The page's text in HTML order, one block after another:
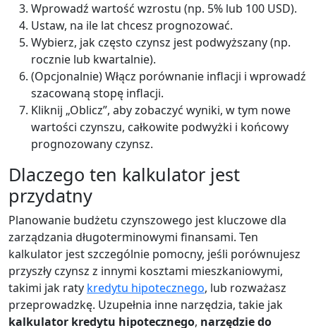
Wprowadź wartość wzrostu (np. 5% lub 100 USD).
Ustaw, na ile lat chcesz prognozować.
Wybierz, jak często czynsz jest podwyższany (np.
rocznie lub kwartalnie).
(Opcjonalnie) Włącz porównanie inflacji i wprowadź
szacowaną stopę inflacji.
Kliknij „Oblicz”, aby zobaczyć wyniki, w tym nowe
wartości czynszu, całkowite podwyżki i końcowy
prognozowany czynsz.
Dlaczego ten kalkulator jest
przydatny
Planowanie budżetu czynszowego jest kluczowe dla
zarządzania długoterminowymi finansami. Ten
kalkulator jest szczególnie pomocny, jeśli porównujesz
przyszły czynsz z innymi kosztami mieszkaniowymi,
takimi jak raty kredytu hipotecznego, lub rozważasz
przeprowadzkę. Uzupełnia inne narzędzia, takie jak
kalkulator kredytu hipotecznego, narzędzie do